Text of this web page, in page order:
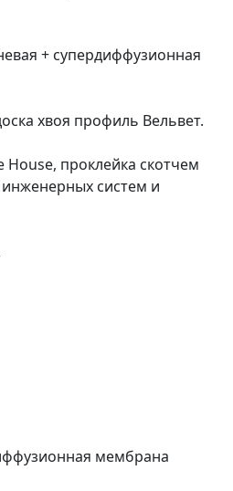
+ супердиффузионная
хвоя профиль Вельвет.
проклейка скотчем
систем и
мембрана